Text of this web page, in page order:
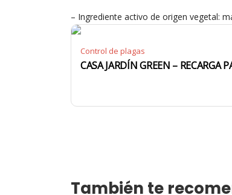
– Ingrediente activo de origen vegetal:
Control de plagas
CASA JARDÍN GREEN – RECARGA
También te